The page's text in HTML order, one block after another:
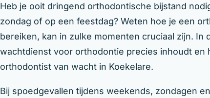
Heb je ooit dringend orthodontische bijstand
zondag of op een feestdag? Weten hoe je een
bereiken, kan in zulke momenten cruciaal zijn. In
wachtdienst voor orthodontie precies inhoudt en
orthodontist van wacht in Koekelare.
Bij spoedgevallen tijdens weekends, zondagen